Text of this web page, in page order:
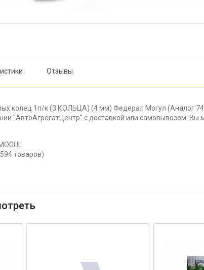
Отзывы
колец 1п/к (3 КОЛЬЦА) (4 мм) Федерал Могул (Аналог
"АвтоАгрегатЦентр" с доставкой или самовывозом. Вы
товаров)